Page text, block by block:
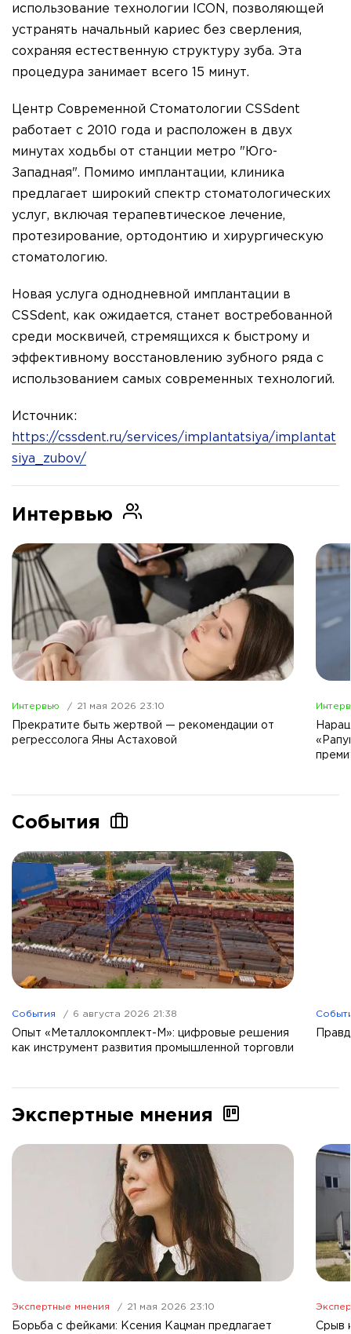
использование технологии ICON, позволяющей
устранять начальный кариес без сверления,
сохраняя естественную структуру зуба. Эта
процедура занимает всего 15 минут.
Центр Современной Стоматологии CSSdent
работает с 2010 года и расположен в двух
минутах ходьбы от станции метро "Юго-
Западная". Помимо имплантации, клиника
предлагает широкий спектр стоматологических
услуг, включая терапевтическое лечение,
протезирование, ортодонтию и хирургическую
стоматологию.
Новая услуга однодневной имплантации в
CSSdent, как ожидается, станет востребованной
среди москвичей, стремящихся к быстрому и
эффективному восстановлению зубного ряда с
использованием самых современных технологий.
Источник:
https://cssdent.ru/services/implantatsiya/implantat
siya_zubov/
Интервью
Интервью 21 мая 2026 23:10
Прекратите быть жертвой — рекомендации от
регрессолога Яны Астаховой
События
События 6 августа 2026 21:38
Опыт «Металлокомплект-М»: цифровые решения
как инструмент развития промышленной торговли
Экспертные мнения
Экспертные мнения 21 мая 2026 23:10
Борьба с фейками: Ксения Кацман предлагает
Срыв